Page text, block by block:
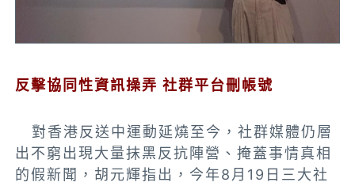
反擊協同性資訊操弄 社群平台刪帳號
對香港反送中運動延燒至今，社群媒體仍層
出不窮出現大量抹黑反抗陣營、掩蓋事情真相
的假新聞，胡元輝指出，今年8月19日三大社